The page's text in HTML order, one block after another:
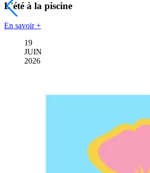
L'été à la piscine
En savoir +
19
JUIN
2026